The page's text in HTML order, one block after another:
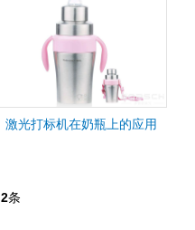
激光打标机在奶瓶上的应用
2条